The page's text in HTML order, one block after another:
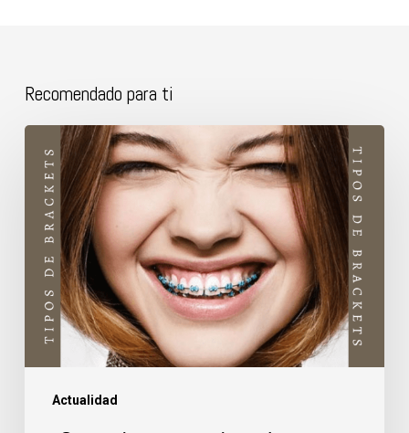
Recomendado para ti
Actualidad
mejores
unos
tipos
brackets
que
otros?